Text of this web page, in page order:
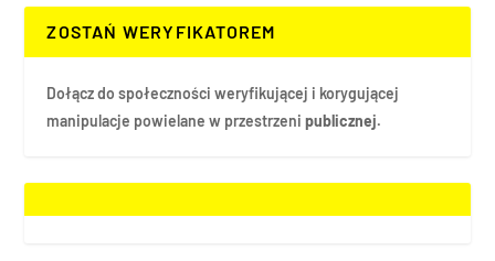
ZOSTAŃ WERYFIKATOREM
Dołącz do społeczności weryfikującej i korygującej
manipulacje powielane w przestrzenipublicznej.